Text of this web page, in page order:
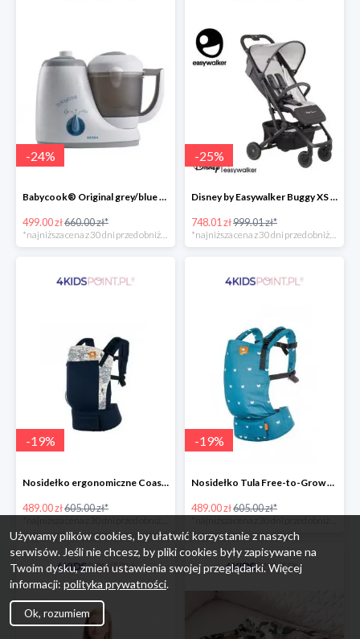
-24%
Babycook® Original grey/blue Beaba
499.00 zł660.00 zł*
*najniższa cena z 30 dni przed obniżką
-25%
Disney by Easywalker Buggy XS Wózek spacerowy z osłonką przeciwdeszczową Mickey Shield
748.01 zł999.01 zł*
*najniższa cena z 30 dni przed obniżką
-19%
Nosidełko ergonomiczne Coast Navigator Tula
489.00 zł605.00 zł*
-19%
Nosidełko Tula Free-to-Grow Playdate Tula
489.00 zł605.00 zł*
Używamy plików cookies, by ułatwić korzystanie z naszych
serwisów. Jeśli nie chcesz, by pliki cookies były zapisywane na
Twoim dysku, zmień ustawienia swojej przeglądarki. Więcej
informacji: polityka prywatności.
Ok, rozumiem